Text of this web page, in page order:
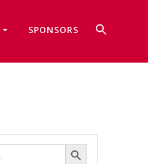
SPONSORS
Zoekknop